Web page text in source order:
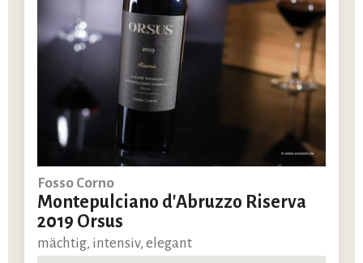
Fosso Corno
Montepulciano d'Abruzzo Riserva
2019 Orsus
mächtig, intensiv, elegant